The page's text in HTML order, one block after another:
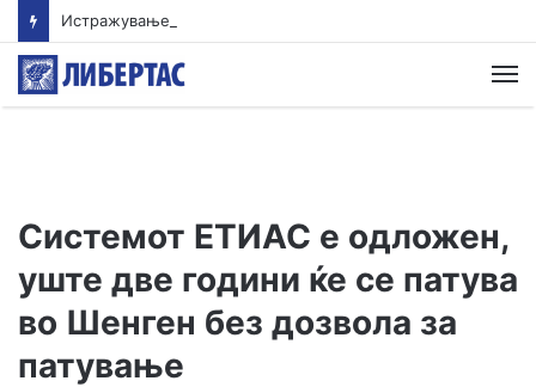
Системот ЕТИАС е одложен,
уште две години ќе се патува
во Шенген без дозвола за
патување